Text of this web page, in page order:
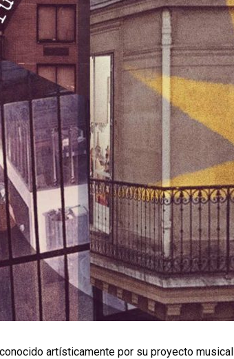
artísticamente por su proyecto musical